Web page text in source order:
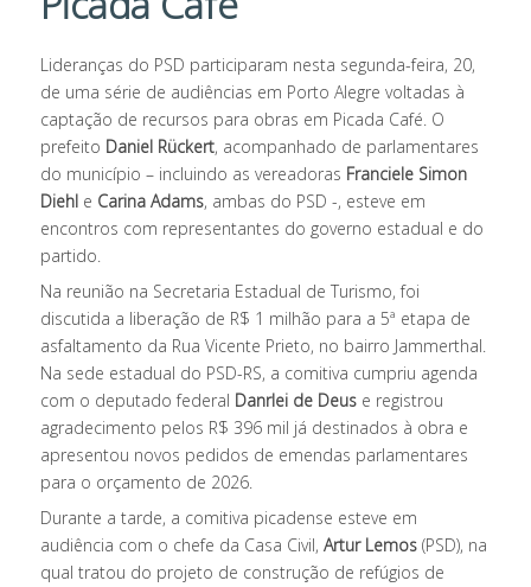
Lideranças do PSD participaram nesta segunda-feira, 20,
de uma série de audiências em Porto Alegre voltadas à
captação de recursos para obras em Picada Café. O
prefeito Daniel Rückert, acompanhado de parlamentares
do município – incluindo as vereadoras Franciele Simon
Diehl e Carina Adams, ambas do PSD -, esteve em
encontros com representantes do governo estadual e do
partido.
Na reunião na Secretaria Estadual de Turismo, foi
discutida a liberação de R$ 1 milhão para a 5ª etapa de
asfaltamento da Rua Vicente Prieto, no bairro Jammerthal.
Na sede estadual do PSD-RS, a comitiva cumpriu agenda
com o deputado federal Danrlei de Deus e registrou
agradecimento pelos R$ 396 mil já destinados à obra e
apresentou novos pedidos de emendas parlamentares
para o orçamento de 2026.
Durante a tarde, a comitiva picadense esteve em
audiência com o chefe da Casa Civil,Artur Lemos (PSD), na
qual tratou do projeto de construção de refúgios de